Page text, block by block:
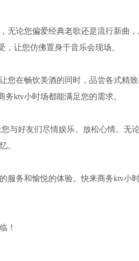
无论您偏爱经典老歌还是流行新曲
让您仿佛置身于音乐会现场。
您在畅饮美酒的同时，品尝各式精
ktv小时场都能满足您的需求。
与好友们尽情娱乐、放松心情。无
。
服务和愉悦的体验。快来商务ktv小
！